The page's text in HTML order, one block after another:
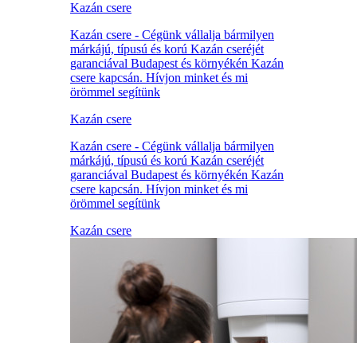
Kazán csere
Kazán csere - Cégünk vállalja bármilyen
márkájú, típusú és korú Kazán cseréjét
garanciával Budapest és környékén Kazán
csere kapcsán. Hívjon minket és mi
örömmel segítünk
Kazán csere
Kazán csere - Cégünk vállalja bármilyen
márkájú, típusú és korú Kazán cseréjét
garanciával Budapest és környékén Kazán
csere kapcsán. Hívjon minket és mi
örömmel segítünk
Kazán csere